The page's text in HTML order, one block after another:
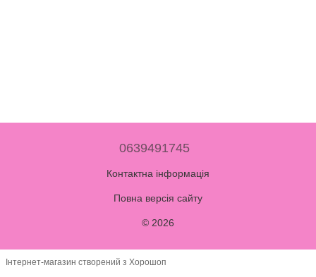
0639491745
Контактна інформація
Повна версія сайту
© 2026
Інтернет-магазин створений з Хорошоп